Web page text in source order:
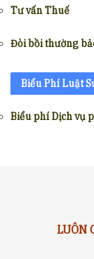
Tư vấn Thuế
Đòi bồi thường
Biểu Phí Luật
Biểu phí Dịch vụ
LUÔN